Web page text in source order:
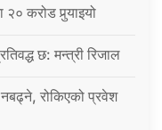
करोड पुर्‍याइयो
छ: मन्त्री रिजाल
रोकिएको प्रवेश